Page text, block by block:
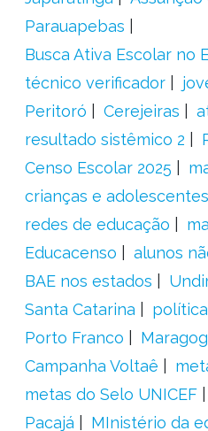
Parauapebas
Busca Ativa Escolar no
técnico verificador
Peritoró
Cerejeiras
resultado sistêmico 2
Censo Escolar 2025
crianças e adolescentes
redes de educação
Educacenso
alunos
BAE nos estados
Santa Catarina
Porto Franco
Campanha Voltaê
metas do Selo UNICEF
Pacajá
MInistério da